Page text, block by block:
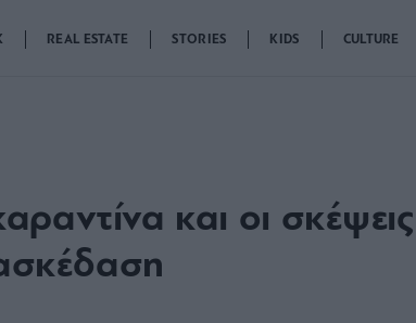
REAL ESTATE STORIES KIDS CULTURE
και οι